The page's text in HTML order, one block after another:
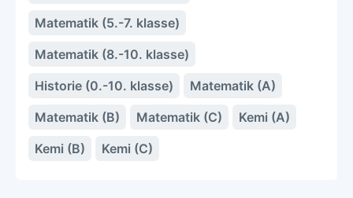
Matematik (5.-7. klasse)
Matematik (8.-10. klasse)
Historie (0.-10. klasse)
Matematik (A)
Matematik (B)
Matematik (C)
Kemi (A)
Kemi (B)
Kemi (C)